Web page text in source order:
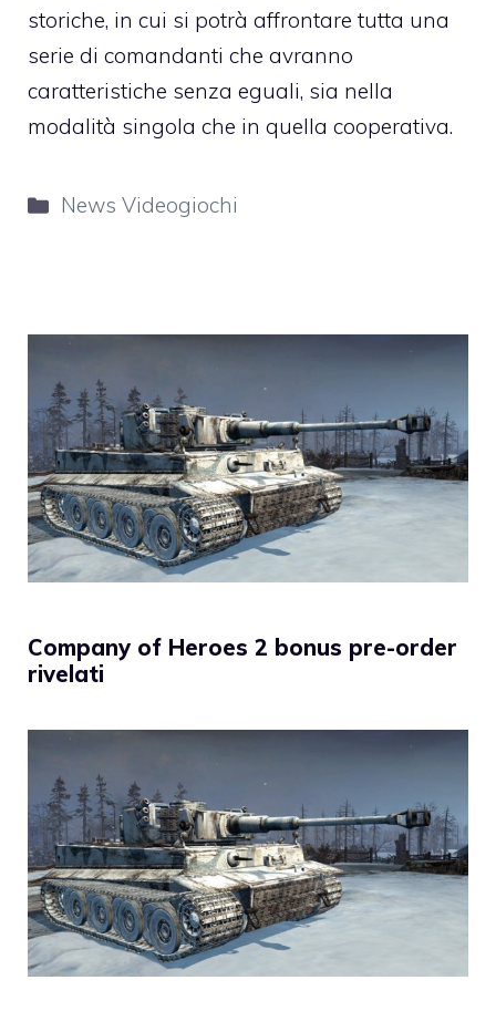
storiche, in cui si potrà affrontare tutta una
serie di comandanti che avranno
caratteristiche senza eguali, sia nella
modalità singola che in quella cooperativa.
Categorie
News Videogiochi
Company of Heroes 2 bonus pre-order
rivelati